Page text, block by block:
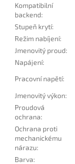
Kompatibilní
backend:
Stupeň krytí:
Režim nabíjení:
Jmenovitý proud:
Napájení:
Pracovní napětí:
Jmenovitý výkon:
Proudová
ochrana:
Ochrana proti
mechanickému
nárazu:
Barva: